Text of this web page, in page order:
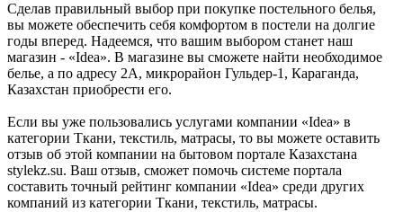
Сделав правильный выбор при покупке постельного белья,
вы можете обеспечить себя комфортом в постели на долгие
годы вперед. Надеемся, что вашим выбором станет наш
магазин - «Idea». В магазине вы сможете найти необходимое
белье, а по адресу 2А, микрорайон Гульдер-1, Караганда,
Казахстан приобрести его.
Если вы уже пользовались услугами компании «Idea» в
категории Ткани, текстиль, матрасы, то вы можете оставить
отзыв об этой компании на бытовом портале Казахстана
stylekz.su. Ваш отзыв, сможет помочь системе портала
составить точный рейтинг компании «Idea» среди других
компаний из категории Ткани, текстиль, матрасы.